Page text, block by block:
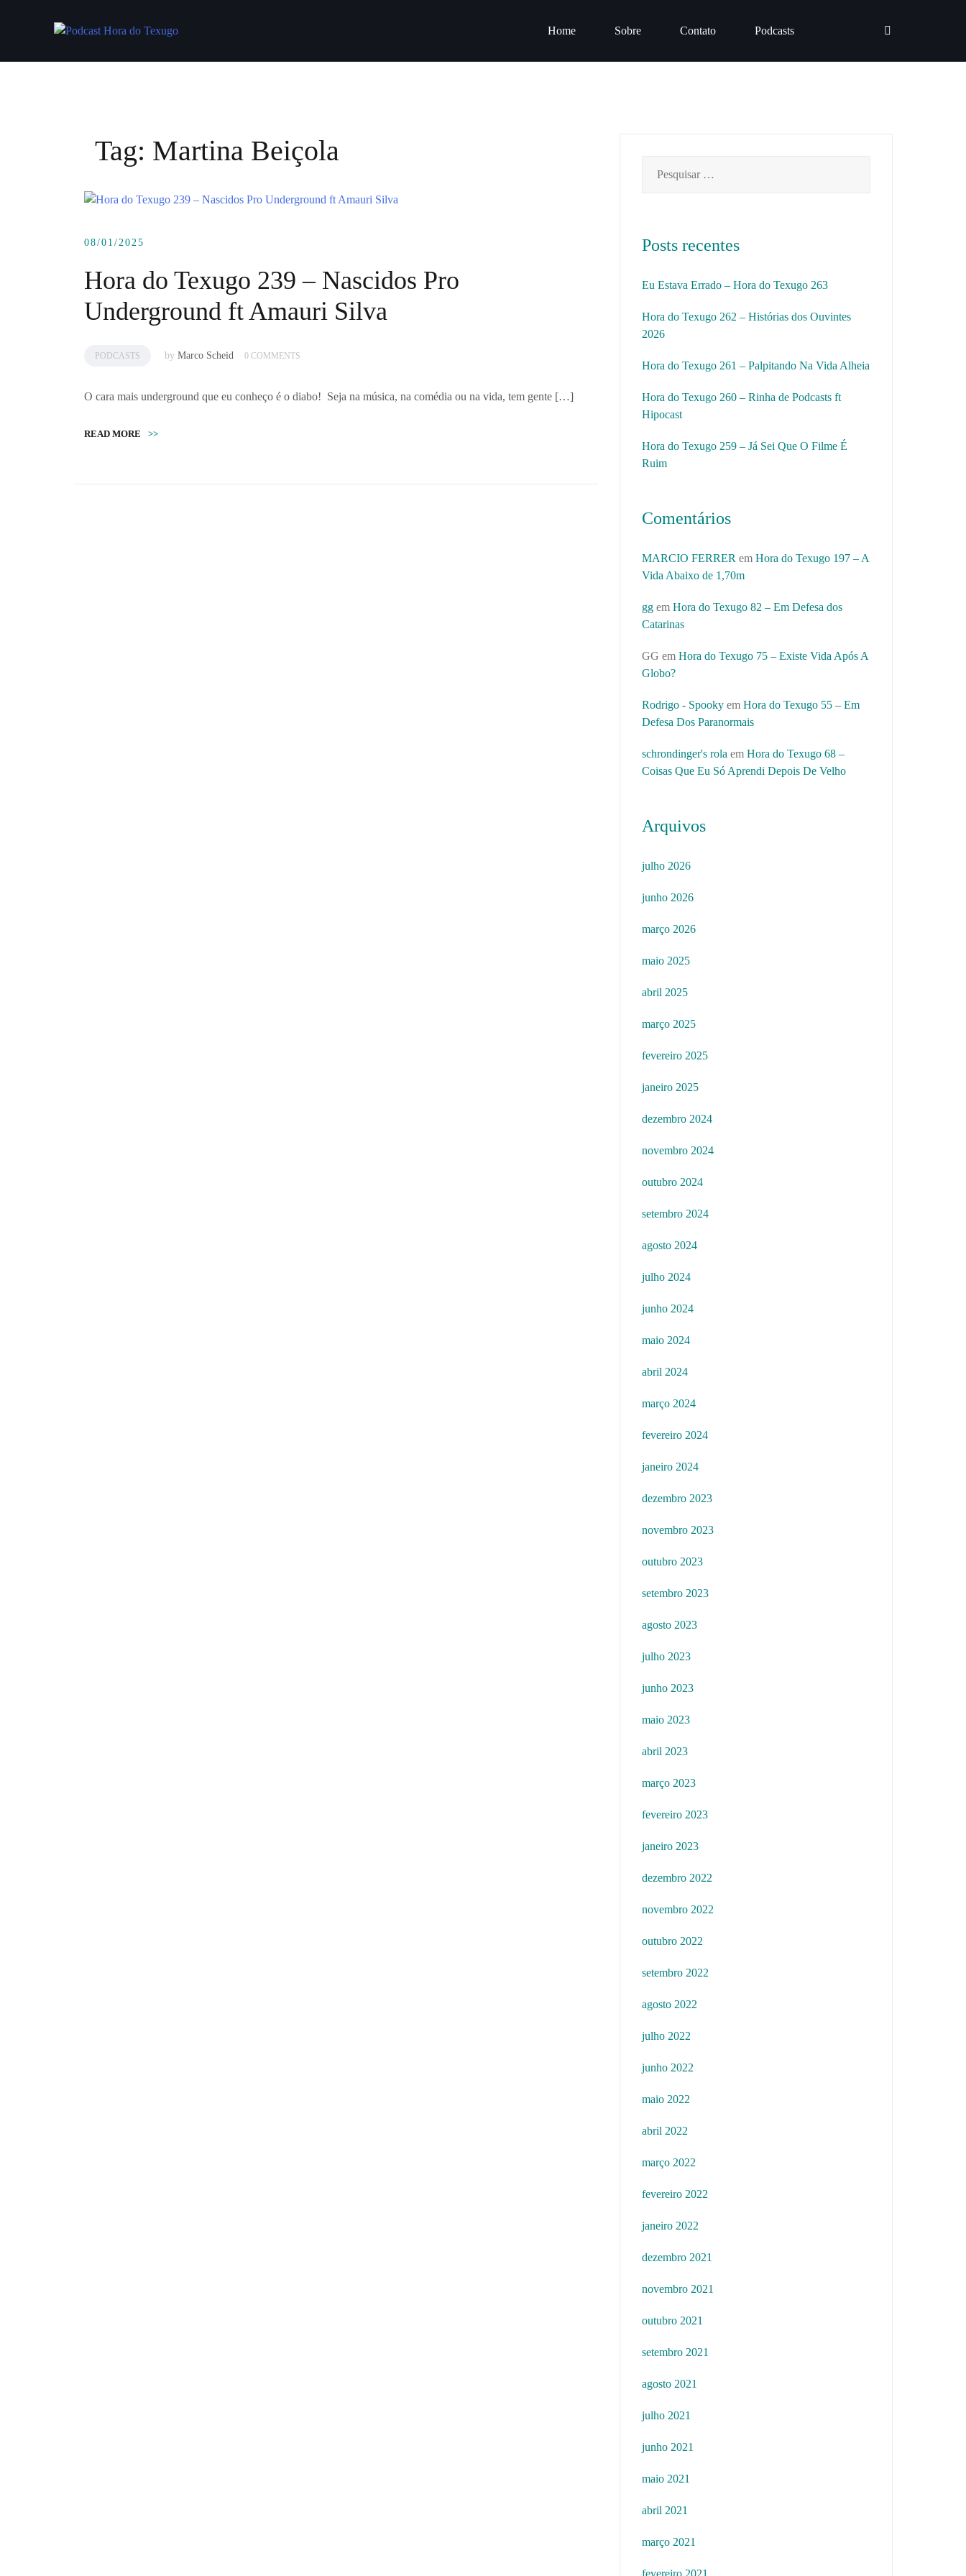
Home Sobre Contato Podcasts
Tag: Martina Beiçola
08/01/2025
Hora do Texugo 239 – Nascidos Pro
Underground ft Amauri Silva
PODCASTS by Marco Scheid 0 COMMENTS
O cara mais underground que eu conheço é o diabo! Seja na música, na comédia ou na vida, tem gente […]
READ MORE >>
por:
Posts recentes
Eu Estava Errado – Hora do Texugo 263
Hora do Texugo 262 – Histórias dos Ouvintes
2026
Hora do Texugo 261 – Palpitando Na Vida Alheia
Hora do Texugo 260 – Rinha de Podcasts ft
Hipocast
Hora do Texugo 259 – Já Sei Que O Filme É
Ruim
Comentários
MARCIO FERRER em Hora do Texugo 197 – A
Vida Abaixo de 1,70m
gg em Hora do Texugo 82 – Em Defesa dos
Catarinas
GG em Hora do Texugo 75 – Existe Vida Após A
Globo?
Rodrigo - Spooky em Hora do Texugo 55 – Em
Defesa Dos Paranormais
schrondinger's rola em Hora do Texugo 68 –
Coisas Que Eu Só Aprendi Depois De Velho
Arquivos
julho 2026
junho 2026
março 2026
maio 2025
abril 2025
março 2025
fevereiro 2025
janeiro 2025
dezembro 2024
novembro 2024
outubro 2024
setembro 2024
agosto 2024
julho 2024
junho 2024
maio 2024
abril 2024
março 2024
fevereiro 2024
janeiro 2024
dezembro 2023
novembro 2023
outubro 2023
setembro 2023
agosto 2023
julho 2023
junho 2023
maio 2023
abril 2023
março 2023
fevereiro 2023
janeiro 2023
dezembro 2022
novembro 2022
outubro 2022
setembro 2022
agosto 2022
julho 2022
junho 2022
maio 2022
abril 2022
março 2022
fevereiro 2022
janeiro 2022
dezembro 2021
novembro 2021
outubro 2021
setembro 2021
agosto 2021
julho 2021
junho 2021
maio 2021
abril 2021
março 2021